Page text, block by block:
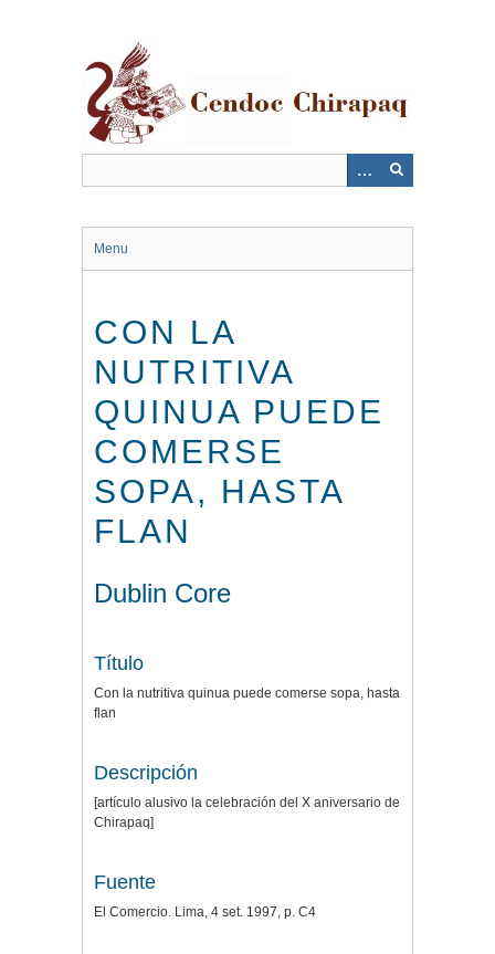
Menu
CON LA
NUTRITIVA
QUINUA PUEDE
COMERSE
SOPA, HASTA
FLAN
Dublin Core
Título
Con la nutritiva quinua puede comerse sopa, hasta
flan
Descripción
[artículo alusivo la celebración del X aniversario de
Chirapaq]
Fuente
El Comercio. Lima, 4 set. 1997, p. C4